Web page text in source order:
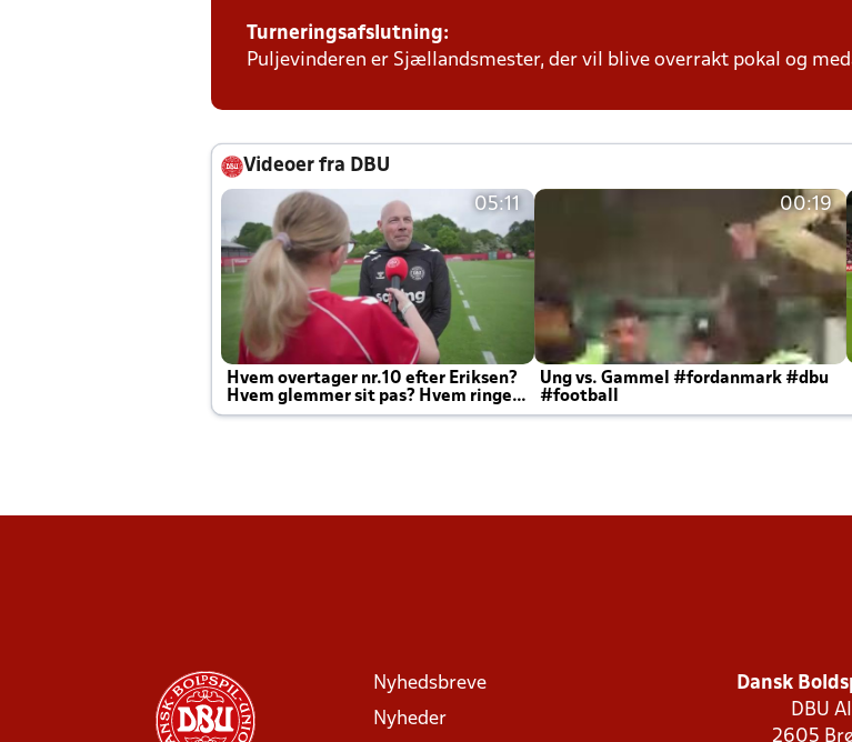
Turneringsafslutning:
Puljevinderen er Sjællandsmester, der vil blive overrakt pokal og
Videoer fra DBU
05:11
Hvem overtager nr.10 efter Eriksen?
Hvem glemmer sit pas? Hvem ringer
Joachim altid til efter kampe?
00:19
Ung vs. Gammel #fordanmark #dbu
#football
Nyhedsbreve
Nyheder
Dansk
DBU
2605